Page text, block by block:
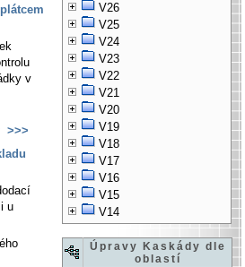
V26
V25
V24
V23
V22
V21
V20
V19
V18
V17
V16
V15
V14
Úpravy Kaskády dle
oblastí
plátcem
v
>>>
u